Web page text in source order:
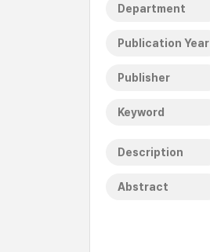
Department
Publication Year
Publisher
Keyword
Description
Abstract